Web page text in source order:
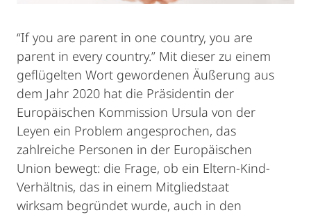
“If you are parent in one country, you are
parent in every country.” Mit dieser zu einem
geflügelten Wort gewordenen Äußerung aus
dem Jahr 2020 hat die Präsidentin der
Europäischen Kommission Ursula von der
Leyen ein Problem angesprochen, das
zahlreiche Personen in der Europäischen
Union bewegt: die Frage, ob ein Eltern-Kind-
Verhältnis, das in einem Mitgliedstaat
wirksam begründet wurde, auch in den